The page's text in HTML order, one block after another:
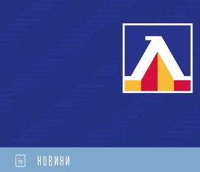
НОВИНИ